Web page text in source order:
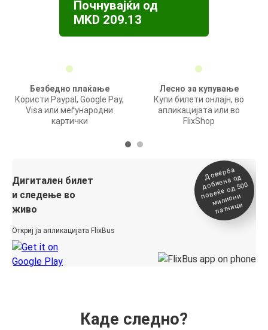
Почнувајќи од
MKD 209.13
Безбедно плаќање
Користи Paypal, Google Pay,
Visa или меѓународни
картички
Лесно за купување
Купи билети онлајн, во
апликацијата или во
FlixShop
Дигитален билет
и следење во
живо
Откриј ја апликацијата FlixBus
Доверба
добиена о
д
повеќе о
д 500
милиони
патници
Каде следно?